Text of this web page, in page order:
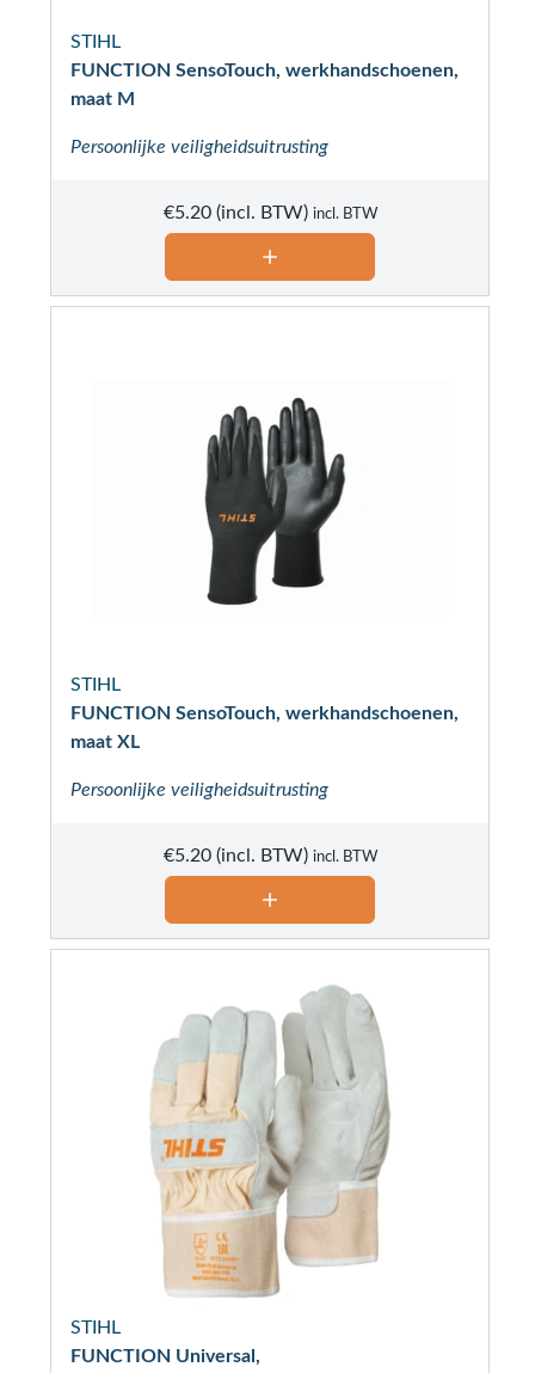
STIHL
FUNCTION SensoTouch, werkhandschoenen,
maat M
Persoonlijke veiligheidsuitrusting
€5.20 incl. BTW
STIHL
FUNCTION SensoTouch, werkhandschoenen,
maat XL
Persoonlijke veiligheidsuitrusting
€5.20 incl. BTW
STIHL
FUNCTION Universal,